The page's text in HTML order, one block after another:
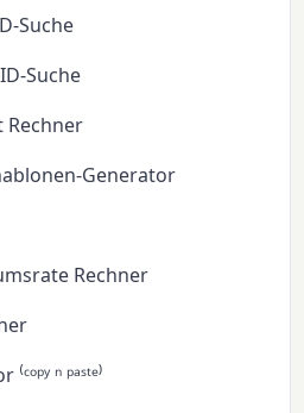
Suche
Suche
Rechner
Generator
Rechner
ⁿ ᵖᵃˢᵗᵉ⁾